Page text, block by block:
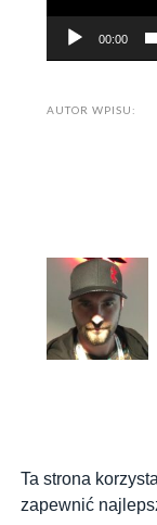
Ta strona
zapewnić
00:00
AUTOR WPISU: